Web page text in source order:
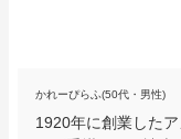
かれーぴらふ(50代・男性)
1920年に創業した